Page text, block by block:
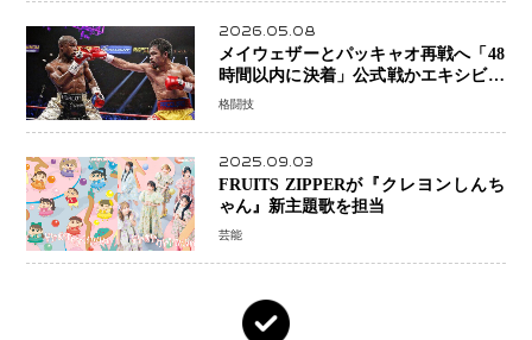
2026.05.08
メイウェザーとパッキャオ再戦へ「48
時間以内に決着」公式戦かエキシビシ
ョンか混迷続く
格闘技
2025.09.03
FRUITS ZIPPERが『クレヨンしんち
ゃん』新主題歌を担当
芸能